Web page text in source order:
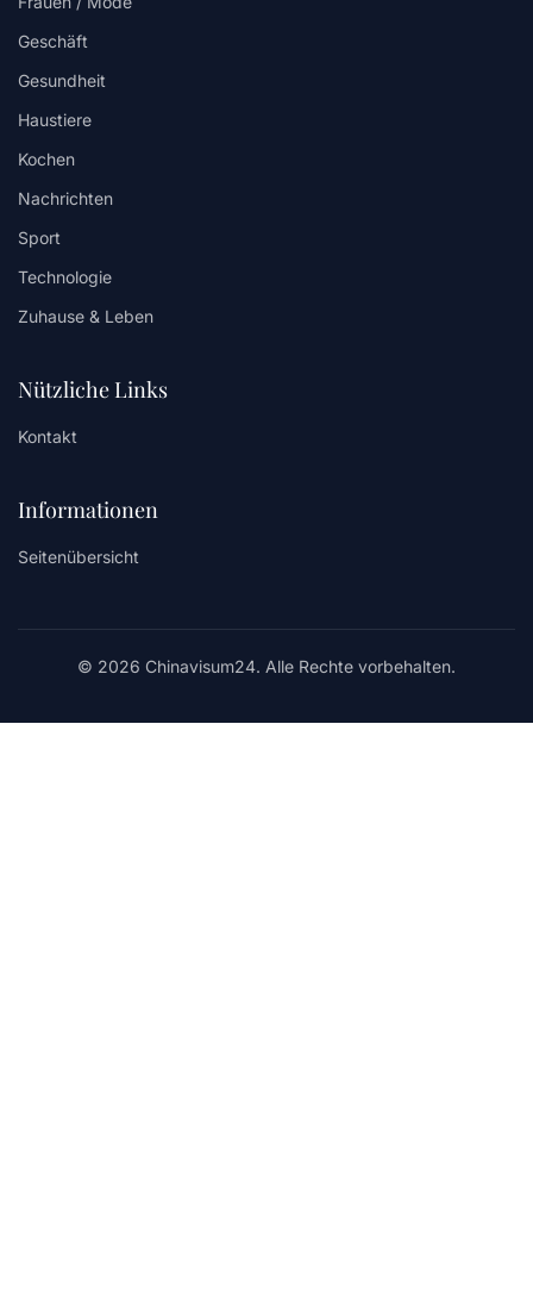
Geschäft
Gesundheit
Haustiere
Kochen
Nachrichten
Sport
Technologie
Zuhause & Leben
Nützliche Links
Kontakt
Informationen
Seitenübersicht
© 2026 Chinavisum24. Alle Rechte vorbehalten.